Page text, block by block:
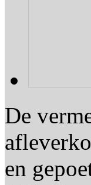
De
en